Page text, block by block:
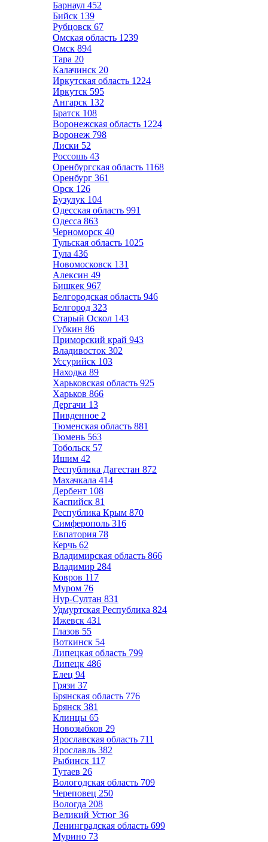
Барнаул 452
Бийск 139
Рубцовск 67
Омская область 1239
Омск 894
Тара 20
Калачинск 20
Иркутская область 1224
Иркутск 595
Ангарск 132
Братск 108
Воронежская область 1224
Воронеж 798
Лиски 52
Россошь 43
Оренбургская область 1168
Оренбург 361
Орск 126
Бузулук 104
Одесская область 991
Одесса 863
Черноморск 40
Тульская область 1025
Тула 436
Новомосковск 131
Алексин 49
Бишкек 967
Белгородская область 946
Белгород 323
Старый Оскол 143
Губкин 86
Приморский край 943
Владивосток 302
Уссурийск 103
Находка 89
Харьковская область 925
Харьков 866
Дергачи 13
Пивденное 2
Тюменская область 881
Тюмень 563
Тобольск 57
Ишим 42
Республика Дагестан 872
Махачкала 414
Дербент 108
Каспийск 81
Республика Крым 870
Симферополь 316
Евпатория 78
Керчь 62
Владимирская область 866
Владимир 284
Ковров 117
Муром 76
Нур-Султан 831
Удмуртская Республика 824
Ижевск 431
Глазов 55
Воткинск 54
Липецкая область 799
Липецк 486
Елец 94
Грязи 37
Брянская область 776
Брянск 381
Клинцы 65
Новозыбков 29
Ярославская область 711
Ярославль 382
Рыбинск 117
Тутаев 26
Вологодская область 709
Череповец 250
Вологда 208
Великий Устюг 36
Ленинградская область 699
Мурино 73